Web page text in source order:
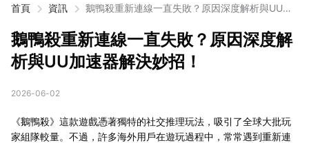
首頁 資訊
鵝鴨殺重新連線一直失敗？原因深度解析與UU加
鵝鴨殺重新連線一直失敗？原因深度解
析與UU加速器解決妙招！
2026-06-02
《鵝鴨殺》這款遊戲憑著獨特的社交推理玩法，吸引了全球大批玩
家組隊較量。不過，許多海外用戶在遊玩過程中，常常遇到重新連